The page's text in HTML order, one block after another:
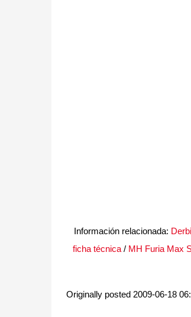
Información relacionada:
ficha técnica/ MH Furia Max
Originally posted 2009-06-18